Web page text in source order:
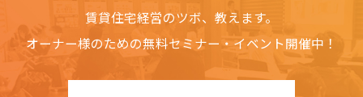
賃貸住宅経営のツボ、教えます。
オーナー様のための無料セミナー・イベント開催中！